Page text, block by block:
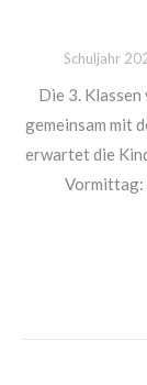
Schuljahr
Die 3.
gemeinsam mit
erwartet die
Vormittag: